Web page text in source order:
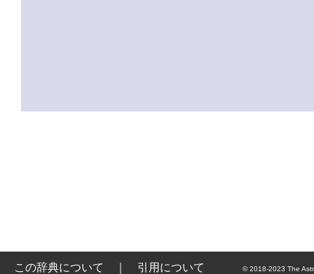
この辞典について 引用について © 2018-2023 The